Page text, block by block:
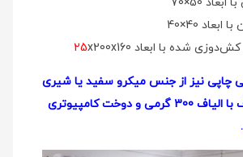
25x200x160
چاپی نیز از جنس میکرو سفید یا شیری
رنگ است و لحاف با الیاف 300 گرمی و دوخت کامپیوتری